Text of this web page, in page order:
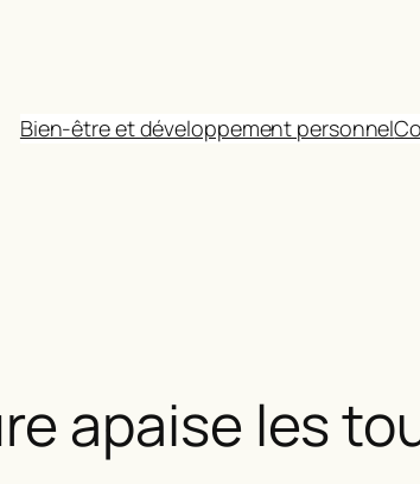
Bien-être et développement personnel
apaise les